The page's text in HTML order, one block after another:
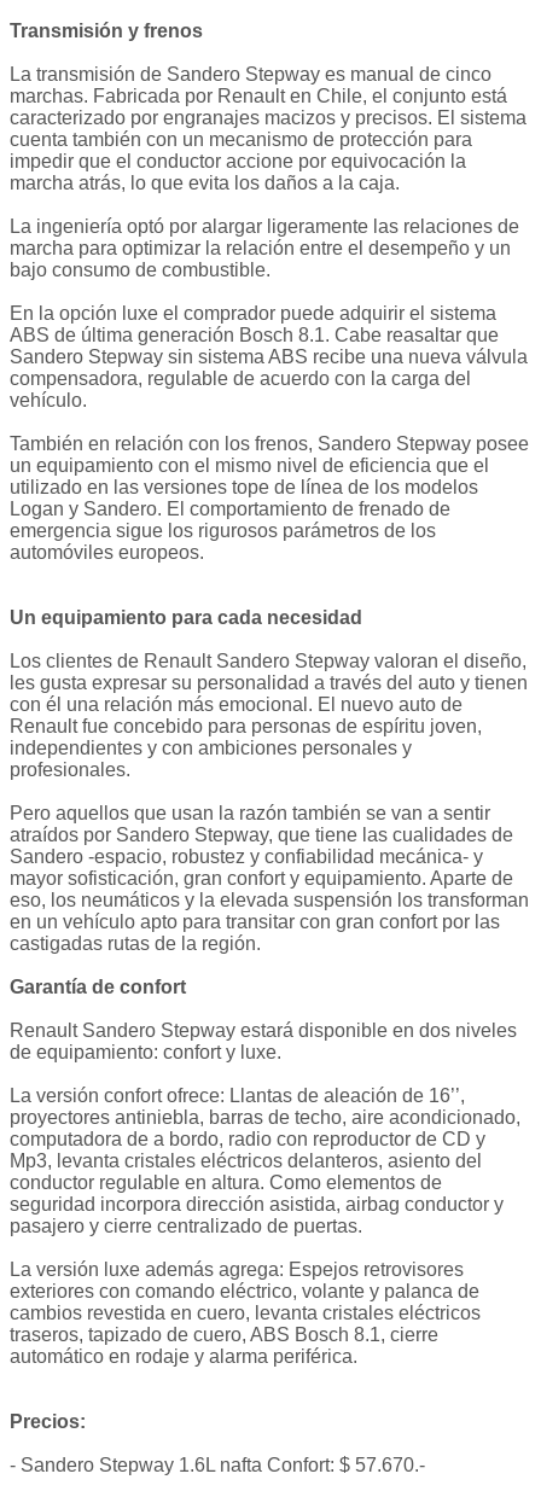
Transmisión y frenos
La transmisión de Sandero Stepway es manual de cinco
marchas. Fabricada por Renault en Chile, el conjunto está
caracterizado por engranajes macizos y precisos. El sistema
cuenta también con un mecanismo de protección para
impedir que el conductor accione por equivocación la
marcha atrás, lo que evita los daños a la caja.
La ingeniería optó por alargar ligeramente las relaciones de
marcha para optimizar la relación entre el desempeño y un
bajo consumo de combustible.
En la opción luxe el comprador puede adquirir el sistema
ABS de última generación Bosch 8.1. Cabe reasaltar que
Sandero Stepway sin sistema ABS recibe una nueva válvula
compensadora, regulable de acuerdo con la carga del
vehículo.
También en relación con los frenos, Sandero Stepway posee
un equipamiento con el mismo nivel de eficiencia que el
utilizado en las versiones tope de línea de los modelos
Logan y Sandero. El comportamiento de frenado de
emergencia sigue los rigurosos parámetros de los
automóviles europeos.
Un equipamiento para cada necesidad
Los clientes de Renault Sandero Stepway valoran el diseño,
les gusta expresar su personalidad a través del auto y tienen
con él una relación más emocional. El nuevo auto de
Renault fue concebido para personas de espíritu joven,
independientes y con ambiciones personales y
profesionales.
Pero aquellos que usan la razón también se van a sentir
atraídos por Sandero Stepway, que tiene las cualidades de
Sandero -espacio, robustez y confiabilidad mecánica- y
mayor sofisticación, gran confort y equipamiento. Aparte de
eso, los neumáticos y la elevada suspensión los transforman
en un vehículo apto para transitar con gran confort por las
castigadas rutas de la región.
Garantía de confort
Renault Sandero Stepway estará disponible en dos niveles
de equipamiento: confort y luxe.
La versión confort ofrece: Llantas de aleación de 16’’,
proyectores antiniebla, barras de techo, aire acondicionado,
computadora de a bordo, radio con reproductor de CD y
Mp3, levanta cristales eléctricos delanteros, asiento del
conductor regulable en altura. Como elementos de
seguridad incorpora dirección asistida, airbag conductor y
pasajero y cierre centralizado de puertas.
La versión luxe además agrega: Espejos retrovisores
exteriores con comando eléctrico, volante y palanca de
cambios revestida en cuero, levanta cristales eléctricos
traseros, tapizado de cuero, ABS Bosch 8.1, cierre
automático en rodaje y alarma periférica.
Precios:
- Sandero Stepway 1.6L nafta Confort: $ 57.670.-